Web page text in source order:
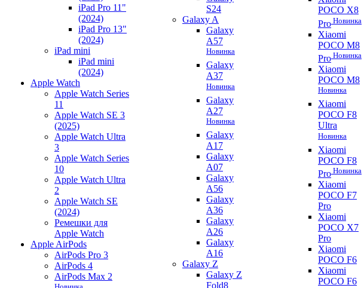
iPad Pro 11"
(2024)
iPad Pro 13"
(2024)
iPad mini
iPad mini
(2024)
Apple Watch
Apple Watch Series
11
Apple Watch SE 3
(2025)
Apple Watch Ultra
3
Apple Watch Series
10
Apple Watch Ultra
2
Apple Watch SE
(2024)
Ремешки для
Apple Watch
Apple AirPods
AirPods Pro 3
AirPods 4
AirPods Max 2
S24
Galaxy A
Galaxy
A57
Новинка
Galaxy
A37
Новинка
Galaxy
A27
Новинка
Galaxy
A17
Galaxy
A07
Galaxy
A56
Galaxy
A36
Galaxy
A26
Galaxy
A16
Galaxy Z
Galaxy Z
Fold8
POCO X8
Pro Новинка
Xiaomi
POCO M8
Pro Новинка
Xiaomi
POCO M8
Новинка
Xiaomi
POCO F8
Ultra
Новинка
Xiaomi
POCO F8
Pro Новинка
Xiaomi
POCO F7
Pro
Xiaomi
POCO X7
Pro
Xiaomi
POCO F6
Xiaomi
POCO F6